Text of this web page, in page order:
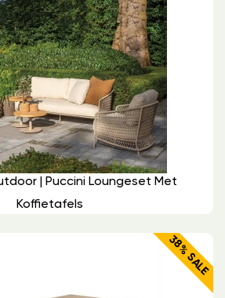
| Puccini Loungeset Met
Koffietafels
38% SALE